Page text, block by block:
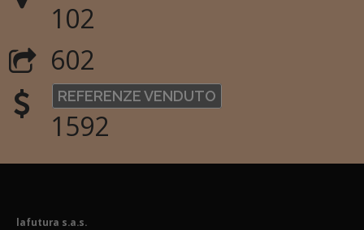
102
602
REFERENZE VENDUTO
1592
lafutura s.a.s.